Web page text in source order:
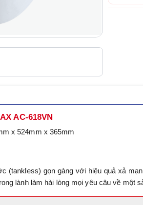
AC-618VN
x 524mm x 365mm
(tankless) gọn gàng với hiệu quả xả
lành làm hài lòng mọi yêu câu về một